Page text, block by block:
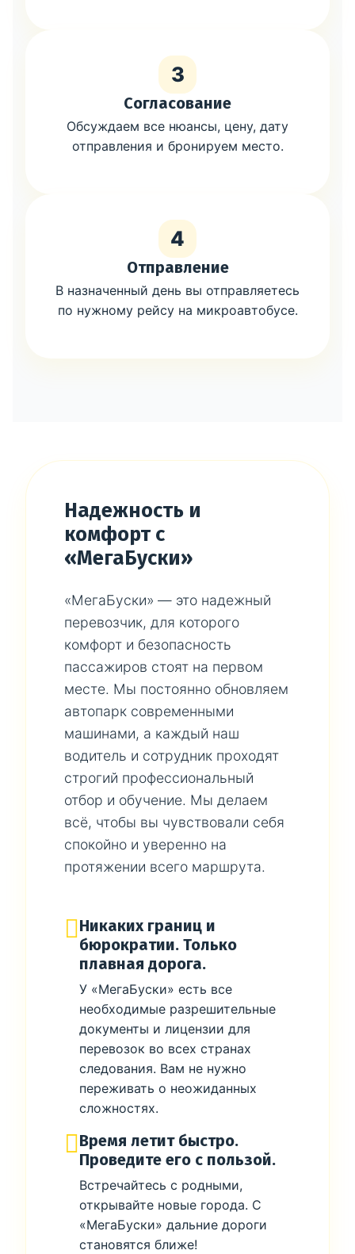
3
Согласование
Обсуждаем все нюансы, цену, дату
отправления и бронируем место.
4
Отправление
В назначенный день вы отправляетесь
по нужному рейсу на микроавтобусе.
Надежность и
комфорт с
«МегаБуски»
«МегаБуски» — это надежный
перевозчик, для которого
комфорт и безопасность
пассажиров стоят на первом
месте. Мы постоянно обновляем
автопарк современными
машинами, а каждый наш
водитель и сотрудник проходят
строгий профессиональный
отбор и обучение. Мы делаем
всё, чтобы вы чувствовали себя
спокойно и уверенно на
протяжении всего маршрута.
Никаких границ и
бюрократии. Только
плавная дорога.
У «МегаБуски» есть все
необходимые разрешительные
документы и лицензии для
перевозок во всех странах
следования. Вам не нужно
переживать о неожиданных
сложностях.
Время летит быстро.
Проведите его с пользой.
Встречайтесь с родными,
открывайте новые города. С
«МегаБуски» дальние дороги
становятся ближе!